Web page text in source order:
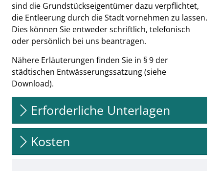
sind die Grundstückseigentümer dazu verpflichtet,
die Entleerung durch die Stadt vornehmen zu lassen.
Dies können Sie entweder schriftlich, telefonisch
oder persönlich bei uns beantragen.
Nähere Erläuterungen finden Sie in § 9 der
städtischen Entwässerungssatzung (siehe
Download).
Erforderliche Unterlagen
Kosten